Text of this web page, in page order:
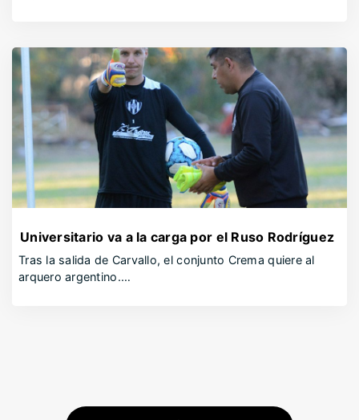
Universitario va a la carga por el Ruso Rodríguez
Tras la salida de Carvallo, el conjunto Crema quiere al
arquero argentino.…